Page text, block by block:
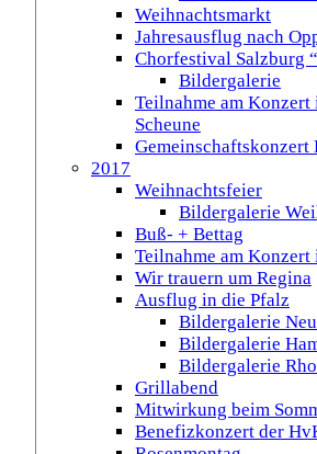
Weihnachtsmarkt
Jahresausflug nach
Chorfestival Salzburg
Bildergalerie
Teilnahme am Konzert
Scheune
Gemeinschaftskonzert
2017
Weihnachtsfeier
Bildergalerie
Buß- + Bettag
Teilnahme am
Wir trauern um Regina
Ausflug in die Pfalz
Bildergalerie
Bildergalerie
Bildergalerie
Grillabend
Mitwirkung beim
Benefizkonzert der